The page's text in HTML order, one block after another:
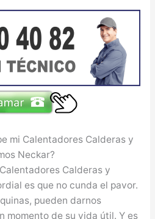
mi Calentadores Calderas y
Neckar?
Calderas y
es que no cunda el pavor.
pueden darnos
momento de su vida útil. Y es